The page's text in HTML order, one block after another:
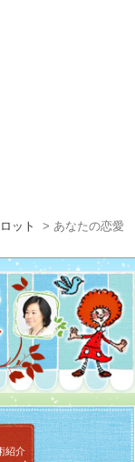
ット
> あなたの恋愛
紹介